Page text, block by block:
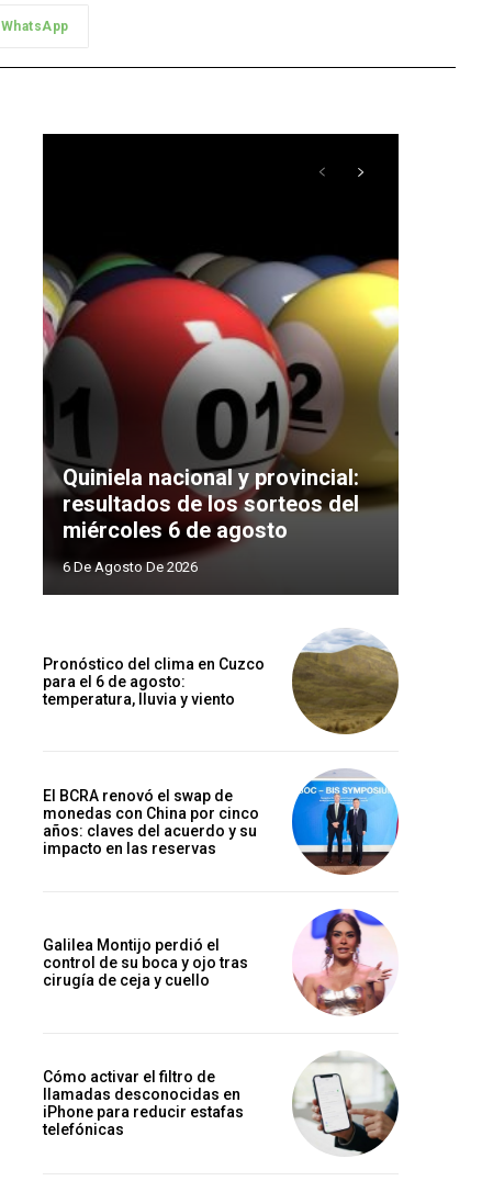
WhatsApp
Quiniela nacional y provincial:
resultados de los sorteos del
miércoles 6 de agosto
6 De Agosto De 2026
Pronóstico del clima en Cuzco
para el 6 de agosto:
temperatura, lluvia y viento
El BCRA renovó el swap de
monedas con China por cinco
años: claves del acuerdo y su
impacto en las reservas
Galilea Montijo perdió el
control de su boca y ojo tras
cirugía de ceja y cuello
Cómo activar el filtro de
llamadas desconocidas en
iPhone para reducir estafas
telefónicas